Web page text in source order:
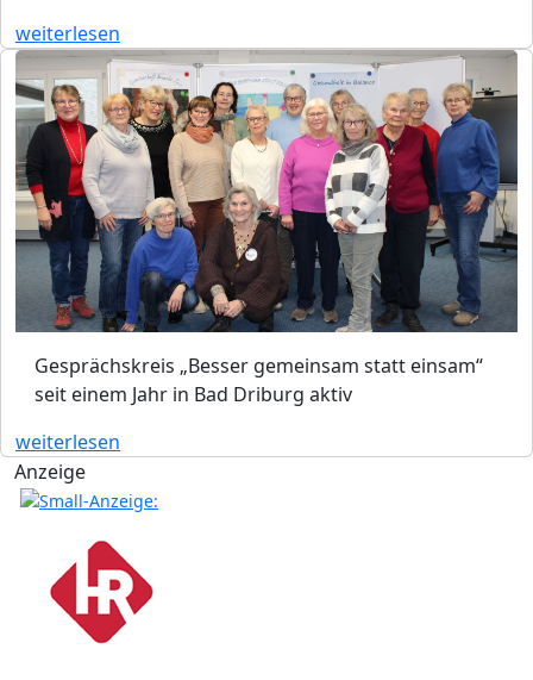
weiterlesen
Gesprächskreis „Besser gemeinsam statt einsam“
seit einem Jahr in Bad Driburg aktiv
weiterlesen
Anzeige